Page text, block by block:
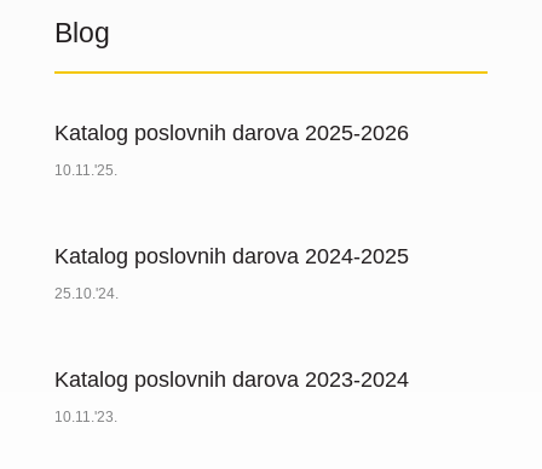
Blog
Katalog poslovnih darova 2025-2026
10.11.'25.
Katalog poslovnih darova 2024-2025
25.10.'24.
Katalog poslovnih darova 2023-2024
10.11.'23.